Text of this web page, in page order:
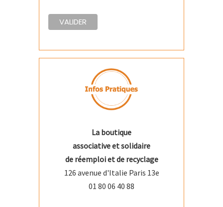
La boutique
associative et solidaire
de réemploi et de recyclage
126 avenue d'Italie Paris 13e
01 80 06 40 88